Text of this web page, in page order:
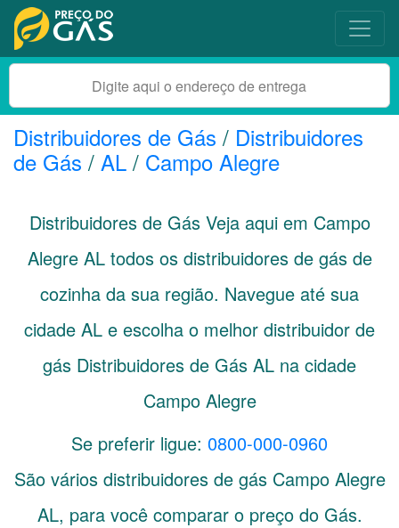
Distribuidores de Gás / Distribuidores
de Gás / AL / Campo Alegre
Distribuidores de Gás Veja aqui em Campo
Alegre ALtodos os distribuidores de gás de
cozinha da sua região. Navegue até sua
cidade AL e escolha o melhor distribuidor de
gás Distribuidores de Gás AL na cidade
Campo Alegre
Se preferir ligue: 0800-000-0960
São vários distribuidores de gás Campo Alegre
AL, para você comparar o preço do Gás.